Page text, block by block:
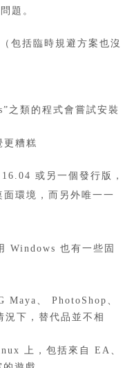
題。
包括臨時規避方案也沒
之類的程式會嘗試安裝
糟糕
或另一個發行版，
環境，而另外唯一一
Windows 也有一些固
Maya、 PhotoShop、
下，替代品並不相
上，包括來自 EA、